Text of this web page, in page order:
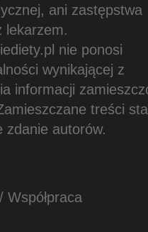
ani zastępstwa
lekarzem.
nie ponosi
wynikającej z
informacji
treści
zdanie autorów.
Współpraca